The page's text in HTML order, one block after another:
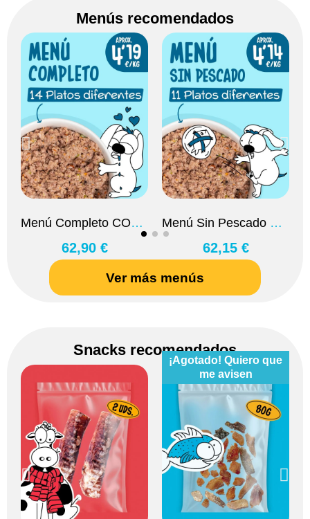
Menús recomendados
Menú Completo COCINADO 15kg
62,90 €
Menú Sin Pescado COCINADO 15kg
62,15 €
Ver más menús
Snacks recomendados
¡Agotado! Quiero que
me avisen